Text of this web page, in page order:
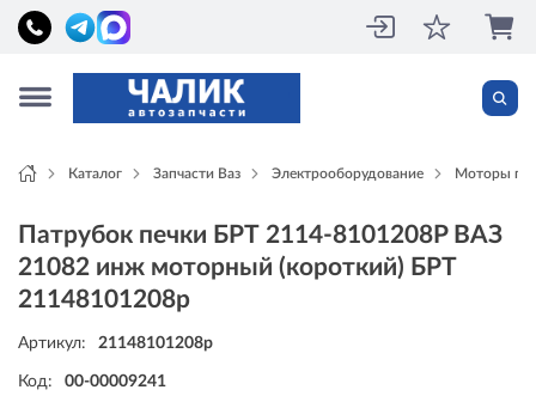
Каталог Запчасти Ваз Электрооборудование Моторы
Патрубок печки БРТ 2114-8101208P ВАЗ
21082 инж моторный (короткий) БРТ
21148101208p
Артикул: 21148101208p
Код: 00-00009241